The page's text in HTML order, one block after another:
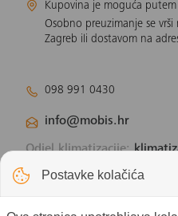
Kupovina je moguća
Osobno preuzimanje se
Zagreb ili dostavom na
098 991 0430
info@mobis.hr
Odjel klimatizacije:
Odjel solarnih panela:
Postavke kolačića